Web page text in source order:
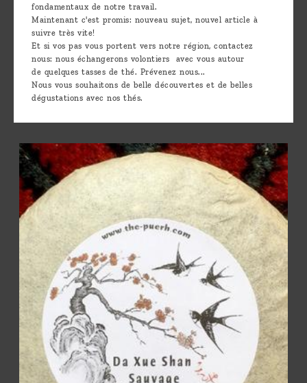
fondamentaux de notre travail.
Maintenant c'est promis: nouveau sujet, nouvel article à
suivre très vite!
Et si vos pas vous portent vers notre région, contactez
nous: nous échangerons volontiers avec vous autour
de quelques tasses de thé. Prévenez nous...
Nous vous souhaitons de belle découvertes et de belles
dégustations avec nos thés.